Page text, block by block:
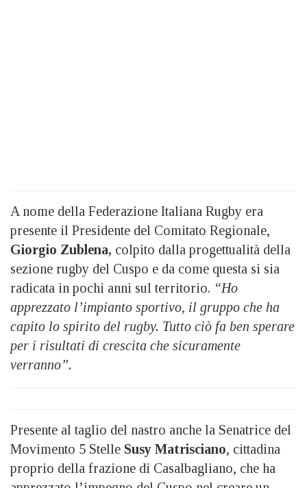
A nome della Federazione Italiana Rugby era
presente il Presidente del Comitato Regionale,
Giorgio Zublena, colpito dalla progettualità della
sezione rugby del Cuspo e da come questa si sia
radicata in pochi anni sul territorio. “Ho
apprezzato l’impianto sportivo, il gruppo che ha
capito lo spirito del rugby. Tutto ciò fa ben sperare
per i risultati di crescita che sicuramente
verranno”.
Presente al taglio del nastro anche la Senatrice del
Movimento 5 Stelle Susy Matrisciano, cittadina
proprio della frazione di Casalbagliano, che ha